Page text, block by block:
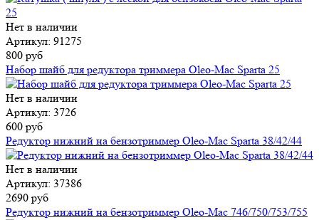
Нет в наличии
Артикул: 91275
800 руб
Набор шайб для редуктора триммера Oleo-Mac Sparta 25
Нет в наличии
Артикул: 3726
600 руб
Редуктор нижний на бензотриммер Oleo-Mac Sparta 38/42/44
Нет в наличии
Артикул: 37386
2690 руб
Редуктор нижний на бензотриммер Oleo-Mac 746/750/753/755